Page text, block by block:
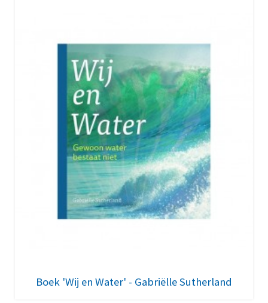
Boek 'Wij en Water' - Gabriëlle Sutherland